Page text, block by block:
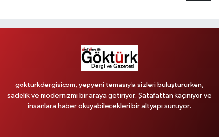
gokturkdergisicom, yepyeni temasıyla sizleri buluştururken,
sadelik ve modernizmi bir araya getiriyor. Şatafattan kaçınıyor ve
insanlara haber okuyabilecekleri bir altyapı sunuyor.